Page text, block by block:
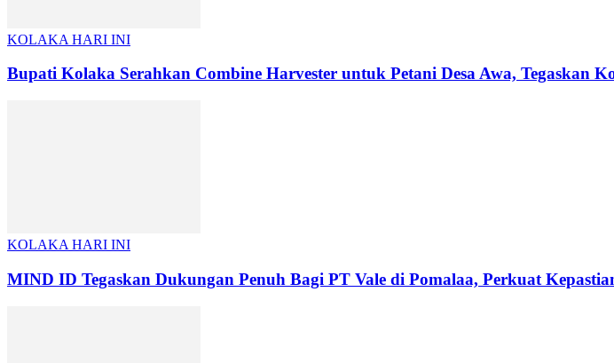
KOLAKA HARI INI
Bupati Kolaka Serahkan Combine Harvester untuk Petani Desa Awa, Tegaskan
KOLAKA HARI INI
MIND ID Tegaskan Dukungan Penuh Bagi PT Vale di Pomalaa, Perkuat